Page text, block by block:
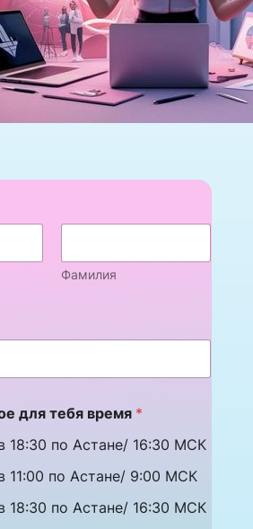
Фамилия
для тебя время *
18:30 по Астане/ 16:30 МСК
11:00 по Астане/ 9:00 МСК
18:30 по Астане/ 16:30 МСК